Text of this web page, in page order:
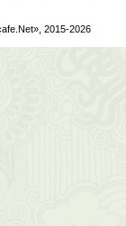
2015-2026